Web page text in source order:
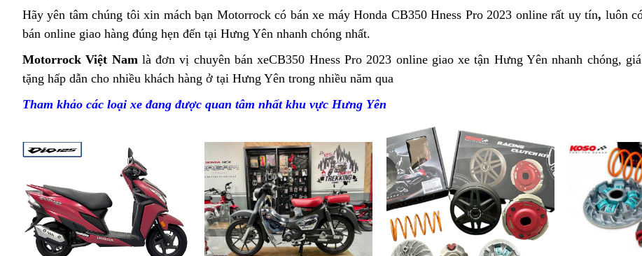
thoải
Honda
CB350
Pro
ngoài
Hưng
giá
rẻ
hiện
đại
mắt
Honda
Pro
giá
thùng
Hãy yên tâmgần
nhất
chúng tôi xin mách bạn chính
sách
khuyến
mãi
CB350
2023
ở
Hưng
Yên
Motorrock có bán xe máy Honda CB350 Hness Pro 2023 online rất uy tín, bán
góp
luôn
bán online địa
chỉ
bán
CB350
Pro
vực
Hưng
Yên
giao hàng đúng hẹn đến tại Hưng Yên có
nên
mua
nhanh chóng nhất.
Motorrock Việt Namcó
hệ
thống
là đơn vị chuyên bán xeCB350 Hness Pro 2023 onlinemua
Pro
trong
địa
bàn
Hưng
Yên
giao xe tận Hưng Yên nhanh chóng, đấu
tặng hấp dẫn xe
chính
cho nhiều khách hàng ở tại Hưng Yên trong nhiều năm qua
Hness
Pro
trong
địa
bàn
Hưng
Yên
Tham khảo các loại xe đang được quan tâm nhất khu vực Hưng Yên